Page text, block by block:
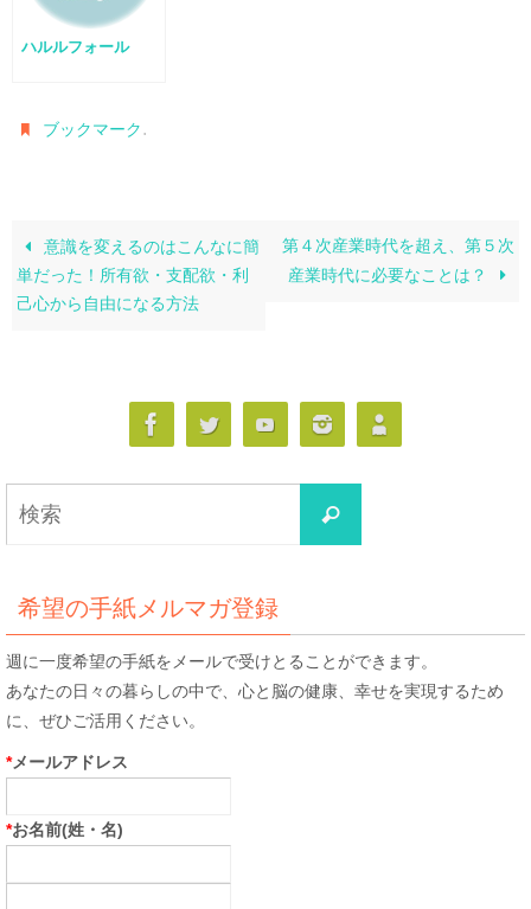
ハルルフォール
ブックマーク.
意識を変えるのはこんなに簡
単だった！所有欲・支配欲・利
己心から自由になる方法
第４次産業時代を超え、第５次
産業時代に必要なことは？
検
索
希望の手紙メルマガ登録
週に一度希望の手紙をメールで受けとることができます。
あなたの日々の暮らしの中で、心と脳の健康、幸せを実現するため
に、ぜひご活用ください。
*メールアドレス
*お名前(姓・名)